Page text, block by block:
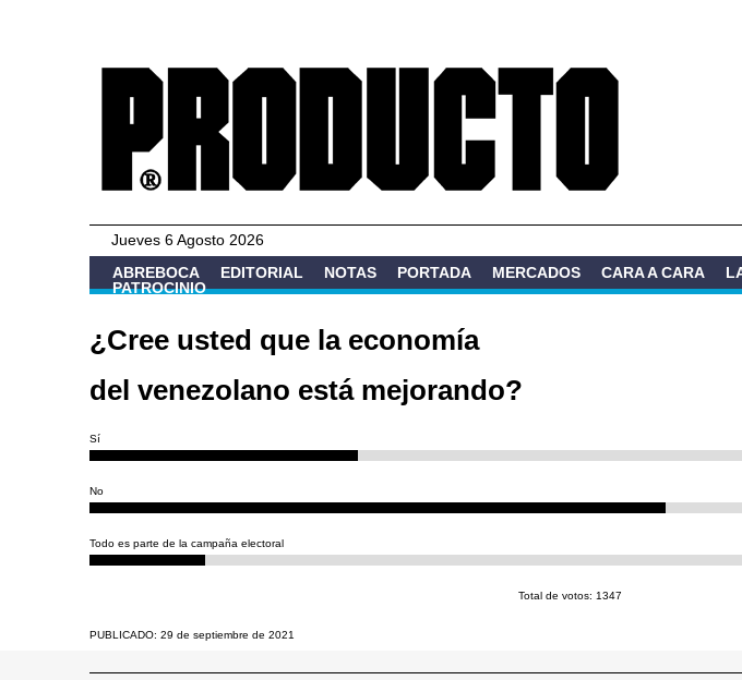
Jueves 6 Agosto 2026
ABREBOCA
EDITORIAL NOTAS PORTADA MERCADOS CARA A CARA
PATROCINIO
¿Cree usted que la economía
del venezolano está mejorando?
Sí
No
Todo es parte de la campaña electoral
Total de votos: 1347
PUBLICADO: 29 de septiembre de 2021